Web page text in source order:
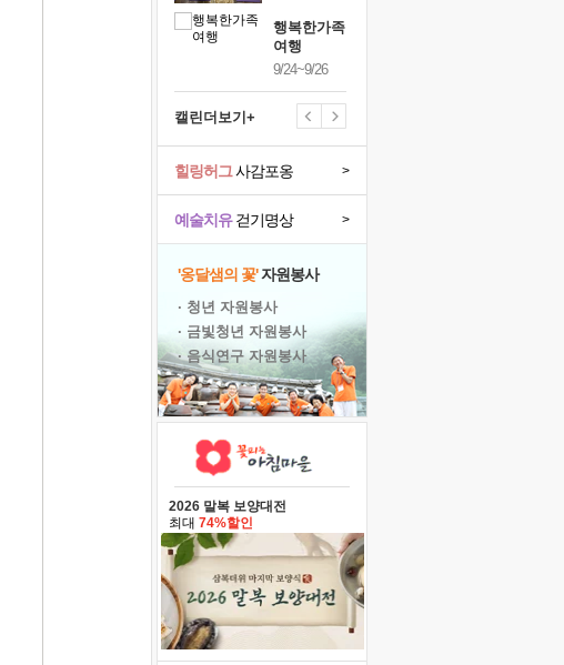
행복한가족
여행
9/24~9/26
캘린더보기+
예술치유걷기명상 >
힐링허그사감포옹 >
'옹달샘의 꽃'자원봉사
· 청년 자원봉사
· 금빛청년 자원봉사
· 음식연구 자원봉사
2026 말복 보양대전
최대 74%할인